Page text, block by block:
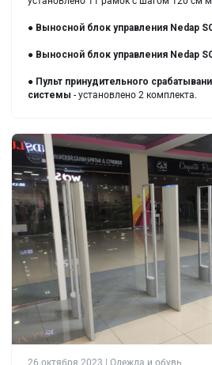
● Выносной блок управления Nedap
● Выносной блок управления Nedap
● Пульт принудительного
системы - установлено 2 комплекта.
26 октября 2023 | Одежда и обувь